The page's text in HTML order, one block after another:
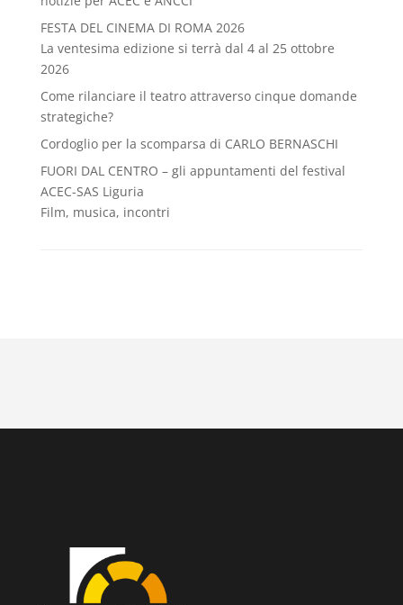
FESTA DEL CINEMA DI ROMA 2026
La ventesima edizione si terrà dal 4 al 25 ottobre
2026
Come rilanciare il teatro attraverso cinque domande
strategiche?
Cordoglio per la scomparsa di CARLO BERNASCHI
FUORI DAL CENTRO – gli appuntamenti del festival
ACEC-SAS Liguria
Film, musica, incontri